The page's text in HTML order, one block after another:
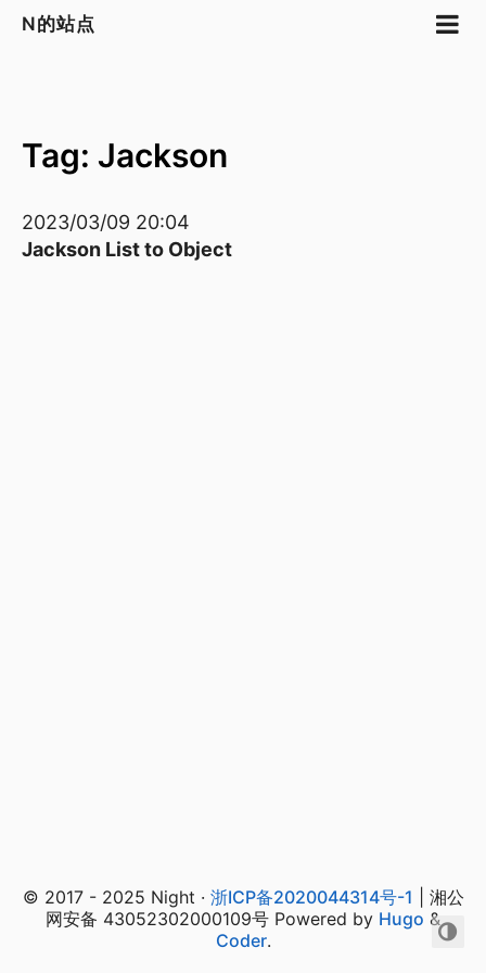
N的站点
Tag: Jackson
2023/03/09 20:04
Jackson List to Object
© 2017 - 2025 Night · 浙ICP备2020044314号-1 | 湘公
网安备 43052302000109号 Powered by Hugo &
Coder.